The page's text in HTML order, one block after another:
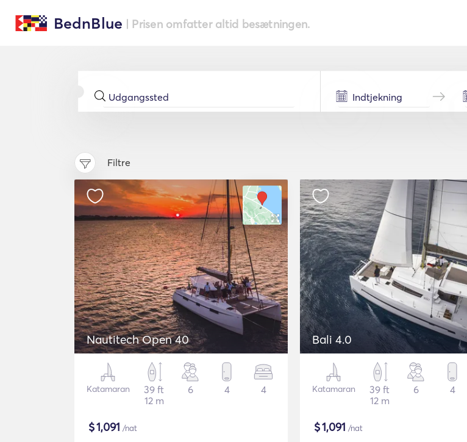
BednBlue | Prisen omfatter altid besætningen.
Filtre
Nautitech Open 40
Katamaran
39 ft
12 m
6 4 4
$1,091 /nat
Bali 4.0
Katamaran
39 ft
12 m
6 4
$1,091 /nat